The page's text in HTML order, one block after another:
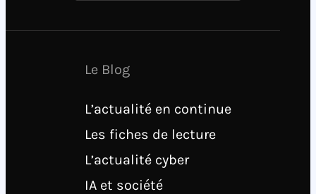
Le Blog
L’actualité en continue
Les fiches de lecture
L’actualité cyber
IA et société